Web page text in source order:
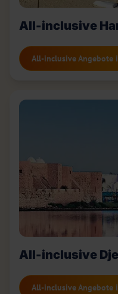
All-inclusive
All-inclusive Angebote
All-inclusive
All-inclusive Angebote